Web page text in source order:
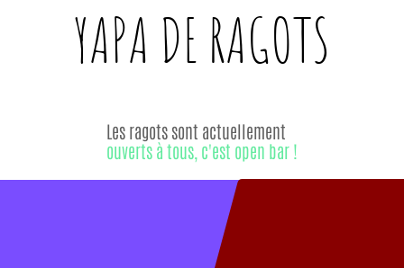
YAPA DE RAGOTS
Les ragots sont actuellement
ouverts à tous, c'est open bar !